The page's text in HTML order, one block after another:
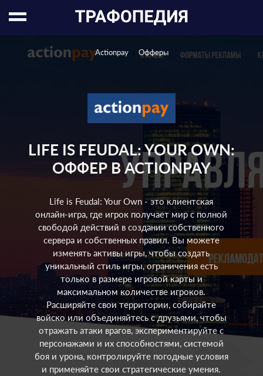
Actionpay Офферы
LIFE IS FEUDAL: YOUR OWN:
ОФФЕР В ACTIONPAY
Life is Feudal: Your Own - это клиентская
онлайн-игра, где игрок получает мир с полной
свободой действий в создании собственного
сервера и собственных правил. Вы можете
изменять активы игры, чтобы создать
уникальный стиль игры, ограничения есть
только в размере игровой карты и
максимальном количестве игроков.
Расширяйте свои территории, собирайте
войско или объединяйтесь с друзьями, чтобы
отражать атаки врагов, экспериментируйте с
персонажами и их способностями, системой
боя и урона, контролируйте погодные условия
и применяйте свои стратегические умения.